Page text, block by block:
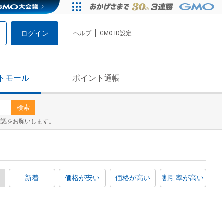
ログイン ヘルプ GMO ID設定
モール ポイント通帳
検索
をお願いします。
新着 価格が安い 価格が高い 割引率が高い